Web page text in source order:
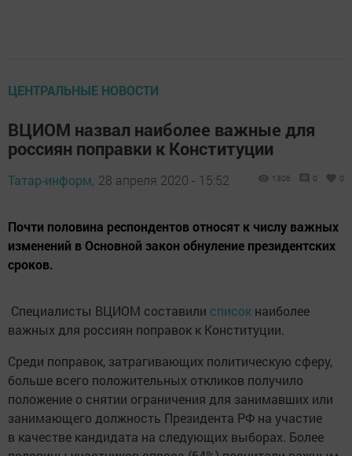
ЦЕНТРАЛЬНЫЕ НОВОСТИ
ВЦИОМ назвал наиболее важные для
россиян поправки к Конституции
Татар-информ, 28 апреля 2020 - 15:52 1306 0 0
Почти половина респондентов относят к числу важных
изменений в Основной закон обнуление президентских
сроков.
Специалисты ВЦИОМ составили список наиболее
важных для россиян поправок к Конституции.
Среди поправок, затрагивающих политическую сферу,
больше всего положительных откликов получило
положение о снятии ограничения для занимавших или
занимающего должность Президента РФ на участие
в качестве кандидата на следующих выборах. Более